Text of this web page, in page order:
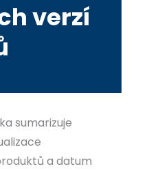
verzí
sumarizuje
a datum